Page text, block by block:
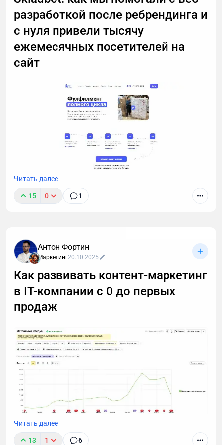
разработкой после ребрендинга и
с нуля привели тысячу
ежемесячных посетителей на
сайт
Сегодня расскажем о SEO-кейсе от LZ.Media.
Skladbot — фулфилмент полного цикла для
коммерческим и информационным запросам в
Москве.
Читать далее
15 0 1
Антон Фортин
Маркетинг20.10.2025
Как развивать контент-маркетинг
в IT-компании с 0 до первых
продаж
Работая маркетологом в компании, которая
Читать далее
13 1 6